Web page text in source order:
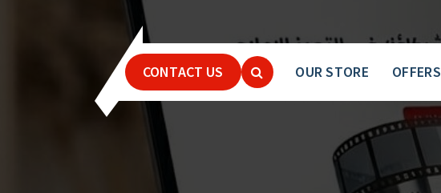
OFFERS
OUR STORE
CONTACT US